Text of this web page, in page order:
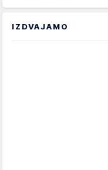
IZDVAJAMO